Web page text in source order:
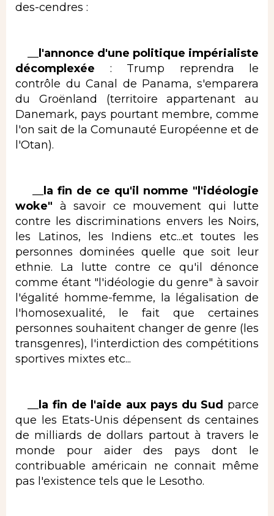
des-cendres :
l'annonce d'une politique impérialiste
décomplexée : Trump reprendra le
contrôle du Canal de Panama, s'emparera
du Groënland (territoire appartenant au
Danemark, pays pourtant membre, comme
l'on sait de la Comunauté Européenne et de
l'Otan).
la fin de ce qu'il nomme "l'idéologie
woke" à savoir ce mouvement qui lutte
contre les discriminations envers les Noirs,
les Latinos, les Indiens etc...et toutes les
personnes dominées quelle que soit leur
ethnie. La lutte contre ce qu'il dénonce
comme étant "l'idéologie du genre" à savoir
l'égalité homme-femme, la légalisation de
l'homosexualité, le fait que certaines
personnes souhaitent changer de genre (les
transgenres), l'interdiction des compétitions
sportives mixtes etc...
la fin de l'aide aux pays du Sud parce
que les Etats-Unis dépensent ds centaines
de milliards de dollars partout à travers le
monde pour aider des pays dont le
contribuable américain ne connait même
pas l'existence tels que le Lesotho.